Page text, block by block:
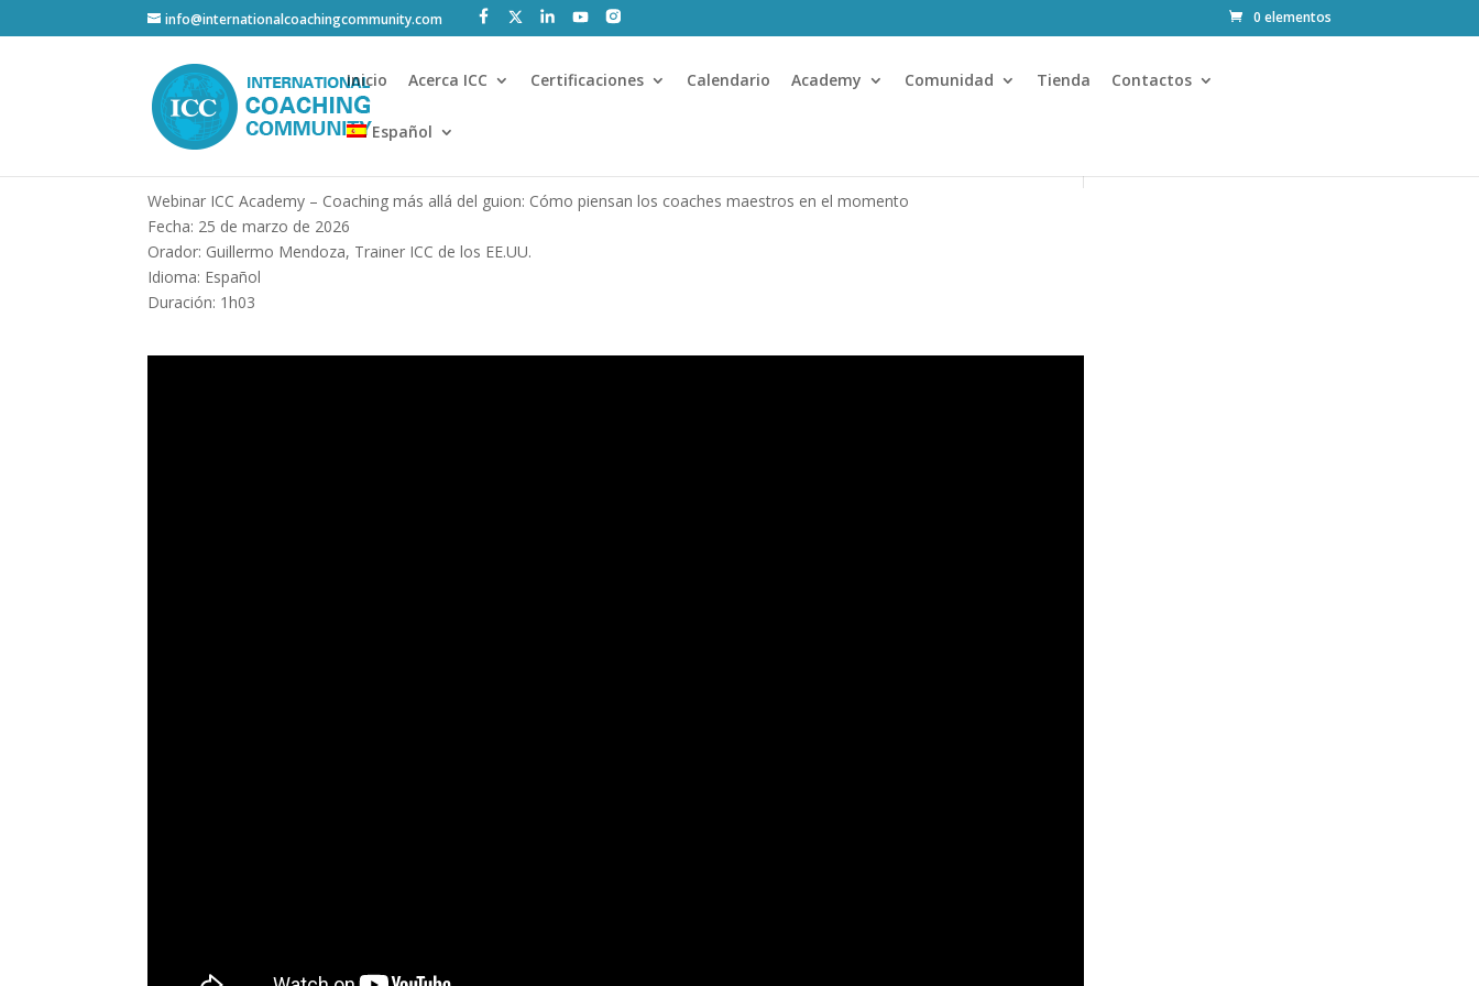
info@internationalcoachingcommunity.com 0 elementos
Inicio Acerca ICC Certificaciones Calendario Academy Comunidad Tienda Contactos
Español
Webinar ICC Academy – Coaching más allá del guion: Cómo piensan los coaches maestros en el momento
Fecha: 25 de marzo de 2026
Orador: Guillermo Mendoza, Trainer ICC de los EE.UU.
Idioma: Español
Duración: 1h03